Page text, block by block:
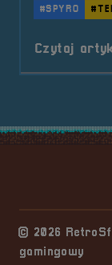
#SPYRO
Czytaj
© 2026
gamingowy